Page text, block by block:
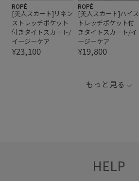
ROPÉ
[美人スカート]リネン
ストレッチポケット
付きタイトスカート/
イージーケア
¥23,100
ROPÉ
[美人スカート]ハイス
トレッチポケット付
きタイトスカート/イ
ージーケア
¥19,800
もっと見る
HELP